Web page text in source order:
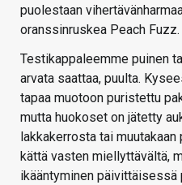
puolestaan
oranssinruskea Peach Fuzz.
Testikappaleemme puinen
arvata saattaa, puulta.
tapaa muotoon puristettu
mutta huokoset on jätetty
lakkakerrosta tai
kättä vasten miellyttävältä,
ikääntyminen päivittäisessä